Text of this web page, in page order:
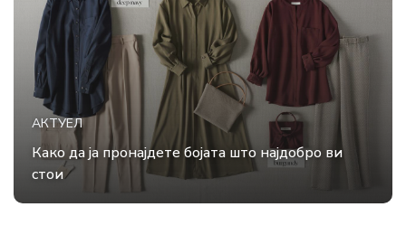
АКТУЕЛ
Како да ја пронајдете бојата што најдобро ви
стои